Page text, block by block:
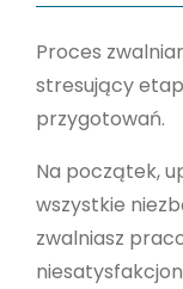
Proces
stresujący
przygotowań.
Na początek,
wszystkie
zwalniasz